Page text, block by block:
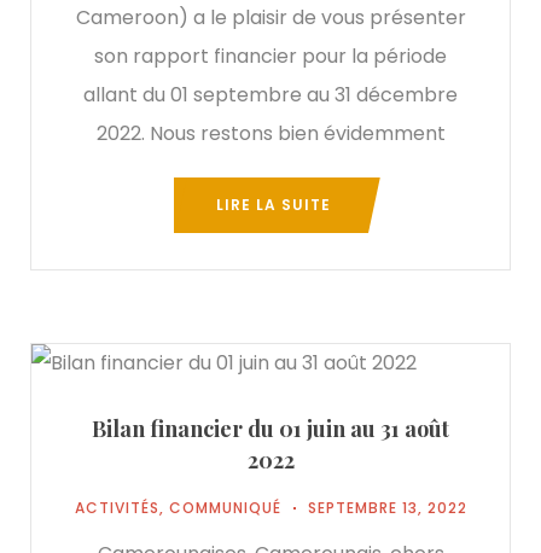
Cameroon) a le plaisir de vous présenter
son rapport financier pour la période
allant du 01 septembre au 31 décembre
2022. Nous restons bien évidemment
LIRE LA SUITE
Bilan financier du 01 juin au 31 août
2022
ACTIVITÉS, COMMUNIQUÉ SEPTEMBRE 13, 2022